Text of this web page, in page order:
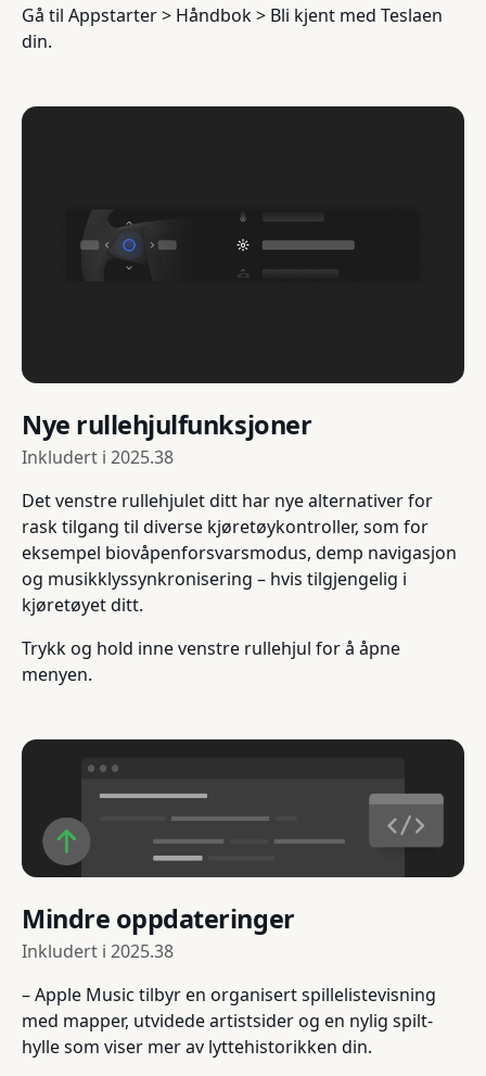
Gå til Appstarter > Håndbok > Bli kjent med Teslaen
din.
Nye rullehjulfunksjoner
Inkludert i 2025.38
Det venstre rullehjulet ditt har nye alternativer for
rask tilgang til diverse kjøretøykontroller, som for
eksempel biovåpenforsvarsmodus, demp navigasjon
og musikklyssynkronisering – hvis tilgjengelig i
kjøretøyet ditt.
Trykk og hold inne venstre rullehjul for å åpne
menyen.
Mindre oppdateringer
Inkludert i 2025.38
– Apple Music tilbyr en organisert spillelistevisning
med mapper, utvidede artistsider og en nylig spilt-
hylle som viser mer av lyttehistorikken din.